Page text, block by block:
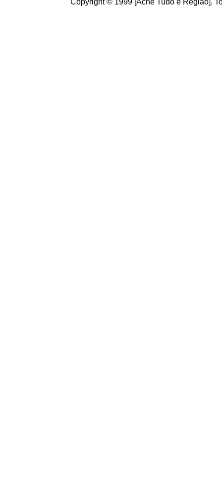
Copyright © 1999 [Ache Tudo e Região].